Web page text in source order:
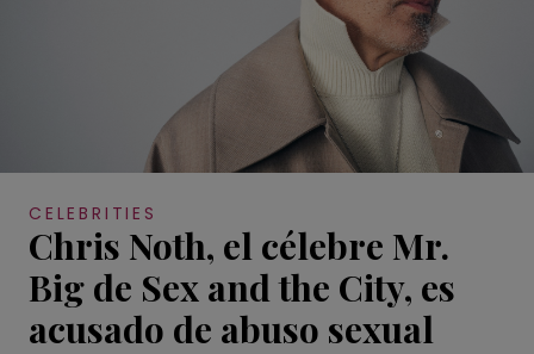
CELEBRITIES
Chris Noth, el célebre Mr.
Big de Sex and the City, es
acusado de abuso sexual